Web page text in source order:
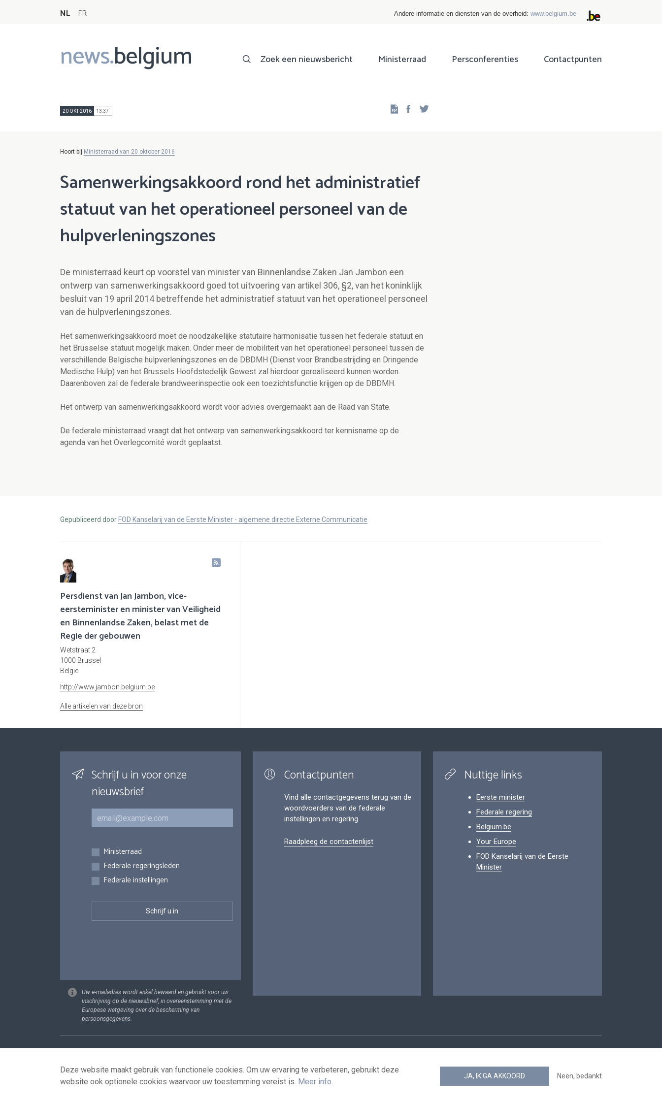
NL FR Andere informatie en diensten van de overheid: www.belgium.be
news.belgium
Main
navigation
Zoek een nieuwsbericht Ministerraad Persconferenties Contactpunten
20 OKT 2016 13:37 Facebook
Hoort bij Ministerraad van 20 oktober 2016
Samenwerkingsakkoord rond het administratief
statuut van het operationeel personeel van de
hulpverleningszones
De ministerraad keurt op voorstel van minister van Binnenlandse Zaken Jan Jambon een
ontwerp van samenwerkingsakkoord goed tot uitvoering van artikel 306, §2, van het koninklijk
besluit van 19 april 2014 betreffende het administratief statuut van het operationeel personeel
van de hulpverleningszones.
Het samenwerkingsakkoord moet de noodzakelijke statutaire harmonisatie tussen het federale statuut en
het Brusselse statuut mogelijk maken. Onder meer de mobiliteit van het operationeel personeel tussen de
verschillende Belgische hulpverleningszones en de DBDMH (Dienst voor Brandbestrijding en Dringende
Medische Hulp) van het Brussels Hoofdstedelijk Gewest zal hierdoor gerealiseerd kunnen worden.
Daarenboven zal de federale brandweerinspectie ook een toezichtsfunctie krijgen op de DBDMH.
Het ontwerp van samenwerkingsakkoord wordt voor advies overgemaakt aan de Raad van State.
De federale ministerraad vraagt dat het ontwerp van samenwerkingsakkoord ter kennisname op de
agenda van het Overlegcomité wordt geplaatst.
Gepubliceerd door FOD Kanselarij van de Eerste Minister - algemene directie Externe Communicatie
Persdienst van Jan Jambon, vice-
eersteminister en minister van Veiligheid
en Binnenlandse Zaken, belast met de
Regie der gebouwen
Wetstraat 2
1000 Brussel
België
http://www.jambon.belgium.be
Alle artikelen van deze bron
Schrijf u in voor onze
nieuwsbrief
E-mail
Inschrijvingen
Ministerraad
Federale regeringsleden
Federale instellingen
Uw e-mailadres wordt enkel bewaard en gebruikt voor uw
inschrijving op de nieuwsbrief, in overeenstemming met de
Europese wetgeving over de bescherming van
persoonsgegevens.
Contactpunten
Vind alle contactgegevens terug van de
woordvoerders van de federale
instellingen en regering.
Raadpleeg de contactenlijst
Nuttige links
Eerste minister
Federale regering
Belgium.be
Your Europe
FOD Kanselarij van de Eerste
Minister
Footer
Deze website maakt gebruik van functionele cookies. Om uw ervaring te verbeteren, gebruikt deze
website ook optionele cookies waarvoor uw toestemming vereist is. Meer info.
JA, IK GA AKKOORD Neen, bedankt